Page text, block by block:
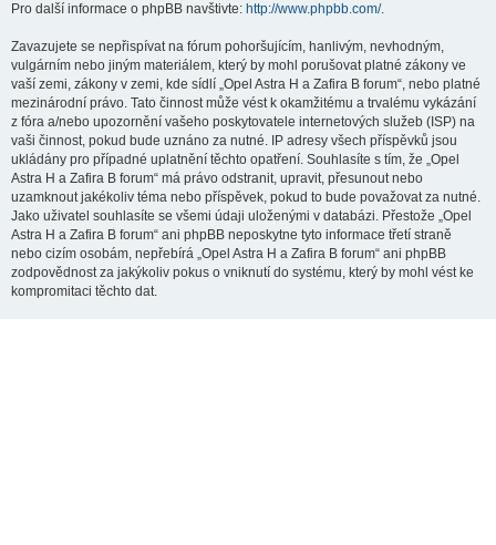
Pro další informace o phpBB navštivte: http://www.phpbb.com/.
Zavazujete se nepřispívat na fórum pohoršujícím, hanlivým, nevhodným,
vulgárním nebo jiným materiálem, který by mohl porušovat platné zákony ve
vaší zemi, zákony v zemi, kde sídlí „Opel Astra H a Zafira B forum“, nebo platné
mezinárodní právo. Tato činnost může vést k okamžitému a trvalému vykázání
z fóra a/nebo upozornění vašeho poskytovatele internetových služeb (ISP) na
vaši činnost, pokud bude uznáno za nutné. IP adresy všech příspěvků jsou
ukládány pro případné uplatnění těchto opatření. Souhlasíte s tím, že „Opel
Astra H a Zafira B forum“ má právo odstranit, upravit, přesunout nebo
uzamknout jakékoliv téma nebo příspěvek, pokud to bude považovat za nutné.
Jako uživatel souhlasíte se všemi údaji uloženými v databázi. Přestože „Opel
Astra H a Zafira B forum“ ani phpBB neposkytne tyto informace třetí straně
nebo cizím osobám, nepřebírá „Opel Astra H a Zafira B forum“ ani phpBB
zodpovědnost za jakýkoliv pokus o vniknutí do systému, který by mohl vést ke
kompromitaci těchto dat.